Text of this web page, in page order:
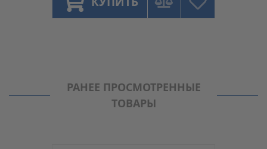
РАНЕЕ ПРОСМОТРЕННЫЕ
ТОВАРЫ